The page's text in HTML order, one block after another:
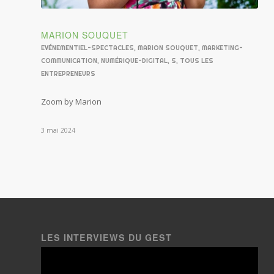
MARION SOUQUET
EVÉNEMENTIEL-SPECTACLES, MARION SOUQUET, MARKETING-
COMMUNICATION, NUMÉRIQUE-DIGITAL, S, TOUS LES
ENTREPRENEURS
Zoom by Marion
3 mai 2024
LES INTERVIEWS DU GEST